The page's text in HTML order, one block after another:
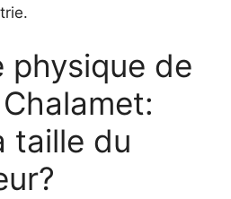
physique de
taille du